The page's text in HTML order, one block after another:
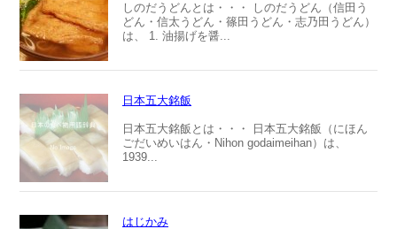
しのだうどんとは・・・ しのだうどん（信田う
どん・信太うどん・篠田うどん・志乃田うどん）
は、 1. 油揚げを醤...
日本五大銘飯
日本五大銘飯とは・・・ 日本五大銘飯（にほん
ごだいめいはん・Nihon godaimeihan）は、
1939...
はじかみ